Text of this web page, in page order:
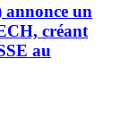
un
créant
au